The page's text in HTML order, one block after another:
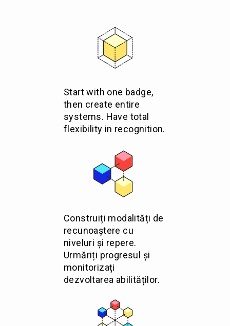
Start with one badge,
then create entire
systems. Have total
flexibility in recognition.
Construiți modalități de
recunoaștere cu
niveluri și repere.
Urmăriți progresul și
monitorizați
dezvoltarea abilităților.